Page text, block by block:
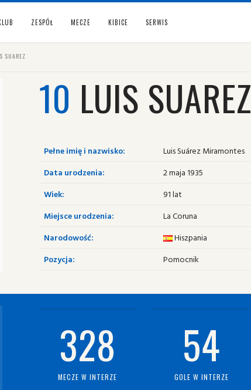
ZESPÓŁ MECZE KIBICE SERWIS
SUAREZ
10 LUIS SUAREZ
Pełne imię i nazwisko:
Luis Suárez Miramontes
Data urodzenia:
2 maja 1935
Wiek:
91 lat
Miejsce urodzenia:
La Coruna
Narodowość:
Hiszpania
Pozycja:
Pomocnik
328
MECZE W INTERZE
54
GOLE W INTERZE